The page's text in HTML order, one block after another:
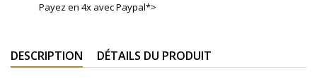
Payez en 4x avec Paypal*>
DESCRIPTION DÉTAILS DU PRODUIT